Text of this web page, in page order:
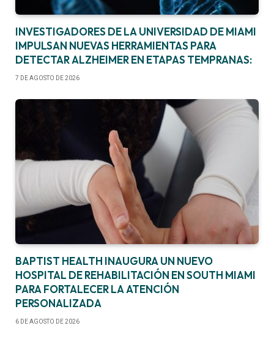
INVESTIGADORES DE LA UNIVERSIDAD DE MIAMI
IMPULSAN NUEVAS HERRAMIENTAS PARA
DETECTAR ALZHEIMER EN ETAPAS TEMPRANAS:
7 DE AGOSTO DE 2026
BAPTIST HEALTH INAUGURA UN NUEVO
HOSPITAL DE REHABILITACIÓN EN SOUTH MIAMI
PARA FORTALECER LA ATENCIÓN
PERSONALIZADA
6 DE AGOSTO DE 2026